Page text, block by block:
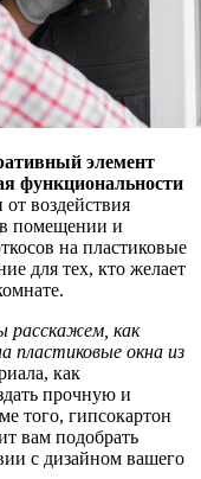
элемент
функциональности
воздействия
помещении и
на пластиковые
для тех, кто желает
расскажем, как
пластиковые окна из
как
прочную и
того, гипсокартон
вам подобрать
с дизайном вашего